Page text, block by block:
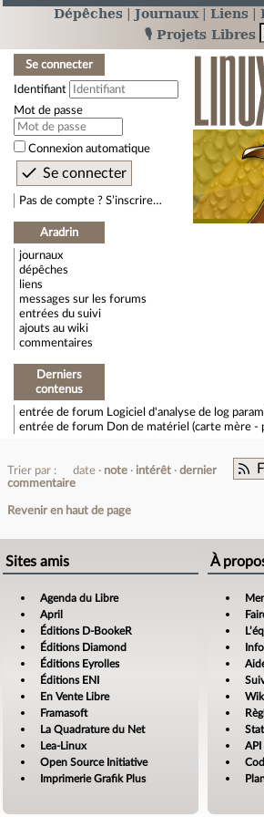
Dépêches Journaux Liens
🎙️ Projets Libres
Se connecter
Identifiant
Mot de passe
Connexion automatique
Pas de compte ? S’inscrire…
Aradrin
journaux
dépêches
liens
messages sur les forums
entrées du suivi
ajouts au wiki
commentaires
Derniers
contenus
entrée de forum
Logiciel d'analyse de log
entrée de forum Don de matériel (carte mère -
Trier par : date note intérêt
dernier
commentaire
Revenir en haut de page
Sites amis
Agenda du Libre
April
Éditions D-BookeR
Éditions Diamond
Éditions Eyrolles
Éditions ENI
En Vente Libre
Framasoft
La Quadrature du Net
Lea-Linux
Open Source Initiative
Imprimerie Grafik Plus
À